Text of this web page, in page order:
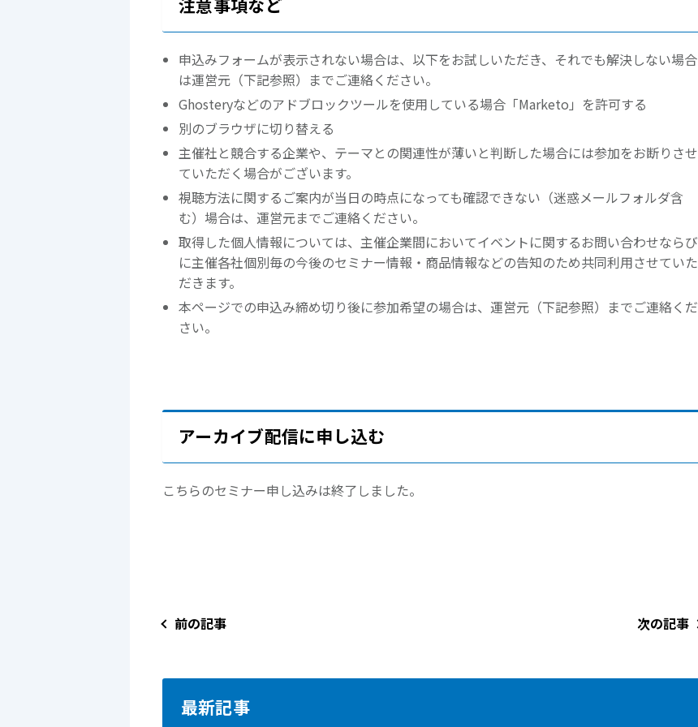
注意事項など
申込みフォームが表示されない場合は、以下をお試しいただき、それでも解決しない場合
は運営元（下記参照）までご連絡ください。
Ghosteryなどのアドブロックツールを使用している場合「Marketo」を許可する
別のブラウザに切り替える
主催社と競合する企業や、テーマとの関連性が薄いと判断した場合には参加をお断りさせ
ていただく場合がございます。
視聴方法に関するご案内が当日の時点になっても確認できない（迷惑メールフォルダ含
む）場合は、運営元までご連絡ください。
取得した個人情報については、主催企業間においてイベントに関するお問い合わせならび
に主催各社個別毎の今後のセミナー情報・商品情報などの告知のため共同利用させていた
だきます。
本ページでの申込み締め切り後に参加希望の場合は、運営元（下記参照）までご連絡くだ
さい。
アーカイブ配信に申し込む
こちらのセミナー申し込みは終了しました。
前の記事 次の記事
最新記事